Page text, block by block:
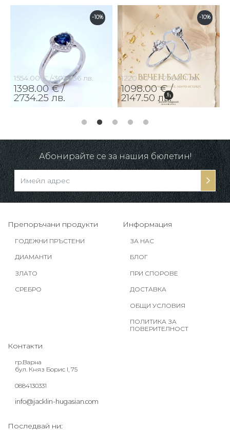
-10%
1554.00 € / 3039.36 лв.
1398.00 € /
2734.25 лв.
-10%
1220.00 € / 2386.11 лв.
1098.00 € /
2147.50 лв.
Абонирайте се за нашия бюлетин!
Препоръчани продукти
ГОДЕЖНИ ПРЪСТЕНИ
ДИАМАНТИ
ЗЛАТО
СРЕБРО
Информация
ЗА НАС
БЛОГ
ПРИ СПОРОВЕ
ДОСТАВКА
ОБЩИ УСЛОВИЯ
ПОЛИТИКА ЗА
ПОВЕРИТЕЛНОСТ
Контакти
гр.Варна
бул. Княз Борис I, 75
0884130331
info@jacklin-hugasian.com
Последвай ни: